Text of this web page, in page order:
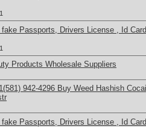
fake Passports, Drivers License , Id
Products Wholesale Suppliers
942-4296 Buy Weed Hashish
fake Passports, Drivers License , Id